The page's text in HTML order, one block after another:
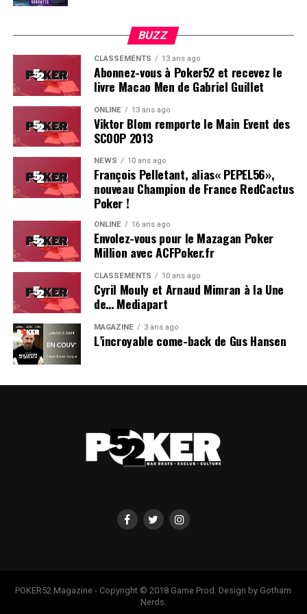
Soleau à gauche, sorti par Logghe au centre
BUZZ
CLASSEMENTS 13 ans ago
Abonnez-vous à Poker52 et recevez le
livre Macao Men de Gabriel Guillet
ONLINE 13 ans ago
Viktor Blom remporte le Main Event des
SCOOP 2013
NEWS 10 ans ago
François Pelletant, alias« PEPEL56»,
nouveau Champion de France RedCactus
Poker !
ONLINE 16 ans ago
Envolez-vous pour le Mazagan Poker
Million avec ACFPoker.fr
CLASSEMENTS 10 ans ago
Cyril Mouly et Arnaud Mimran à la Une
de… Mediapart
MAGAZINE 3 ans ago
L’incroyable come-back de Gus Hansen
POKER52 Magazine - Copyright © 2018 Game Prod. Design by Gotham
Nerds.